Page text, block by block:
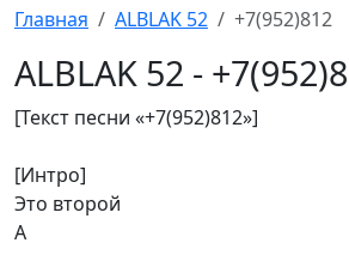
Главная ALBLAK 52 +7(952)812
ALBLAK 52 -
[Текст песни «+7(952)812»]
[Интро]
Это второй
А